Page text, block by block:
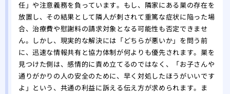
任」や注意義務を負っています。もし、隣家にある巣の存在を
放置し、その結果として隣人が刺されて重篤な症状に陥った場
合、治療費や慰謝料の請求対象となる可能性も否定できませ
ん。しかし、現実的な解決には「どちらが悪いか」を問う前
に、迅速な情報共有と協力体制が何よりも優先されます。巣を
見つけた側は、感情的に責め立てるのではなく、「お子さんや
通りがかりの人の安全のために、早く対処したほうがいいです
よ」という、共通の利益に訴える伝え方が求められます。ま